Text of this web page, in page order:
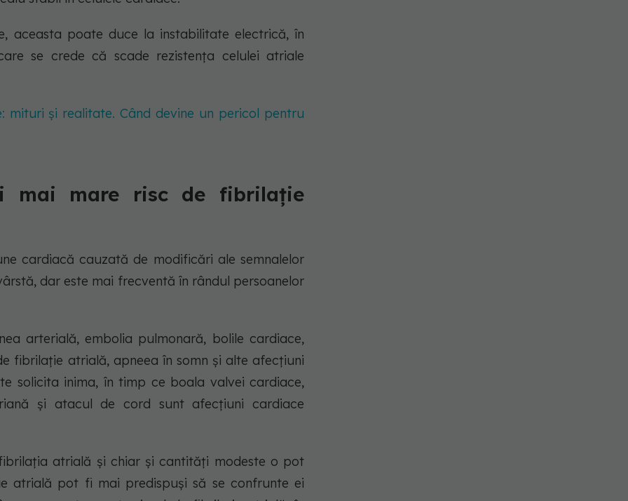
aceasta poate duce la instabilitate electrică, în
se crede că scade rezistența celulei atriale
mituri și realitate. Când devine un pericol pentru
mai mare risc de fibrilație
cardiacă cauzată de modificări ale semnalelor
dar este mai frecventă în rândul persoanelor
arterială, embolia pulmonară, bolile cardiace,
fibrilație atrială, apneea în somn și alte afecțiuni
solicita inima, în timp ce boala valvei cardiace,
și atacul de cord sunt afecțiuni cardiace
atrială și chiar și cantități modeste o pot
atrială pot fi mai predispuși să se confrunte ei